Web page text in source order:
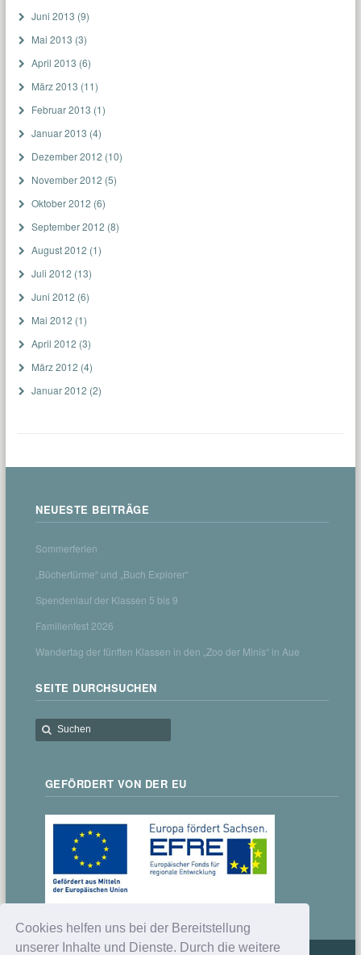
Cookies helfen uns bei der Bereitstellung
unserer Inhalte und Dienste. Durch die weitere
Juni 2013 (9)
Mai 2013 (3)
April 2013 (6)
März 2013 (11)
Februar 2013 (1)
Januar 2013 (4)
Dezember 2012 (10)
November 2012 (5)
Oktober 2012 (6)
September 2012 (8)
August 2012 (1)
Juli 2012 (13)
Juni 2012 (6)
Mai 2012 (1)
April 2012 (3)
März 2012 (4)
Januar 2012 (2)
NEUESTE BEITRÄGE
Sommerferien
„Büchertürme“ und „Buch Explorer“
Spendenlauf der Klassen 5 bis 9
Familienfest 2026
Wandertag der fünften Klassen in den „Zoo der Minis“ in Aue
SEITE DURCHSUCHEN
GEFÖRDERT VON DER EU